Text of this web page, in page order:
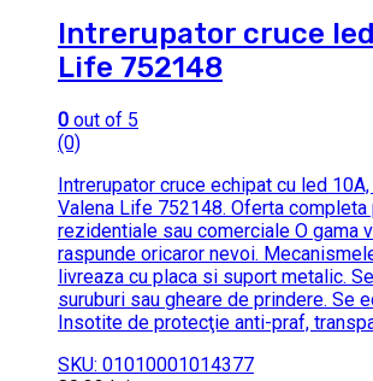
Intrerupator cruce
Life 752148
0 out of 5
(0)
Intrerupator cruce echipat cu led
Valena Life 752148. Oferta
rezidentiale sau comerciale O gama
raspunde oricaror nevoi.
livreaza cu placa si suport metalic.
suruburi sau gheare de prindere. Se
Insotite de protecţie anti-praf,
SKU: 01010001014377